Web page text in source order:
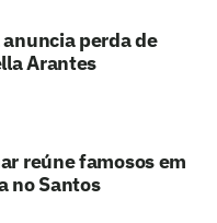
perda de
Arantes
reúne famosos em
no Santos